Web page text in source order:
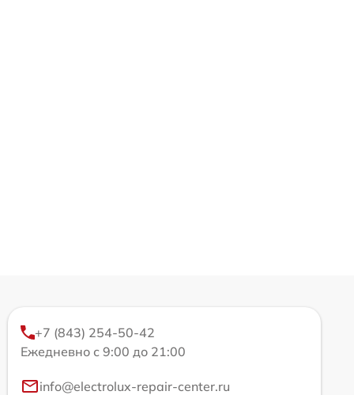
+7 (843) 254-50-42
Ежедневно с 9:00 до 21:00
info@electrolux-repair-center.ru